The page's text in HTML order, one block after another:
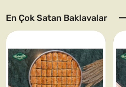
En Çok Satan Baklavalar